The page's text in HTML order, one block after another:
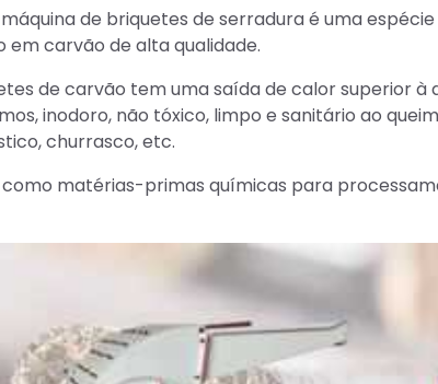
de briquetes de serradura é uma
em carvão de alta qualidade.
de carvão tem uma saída de calor superior
inodoro, não tóxico, limpo e sanitário ao
churrasco, etc.
matérias-primas químicas para